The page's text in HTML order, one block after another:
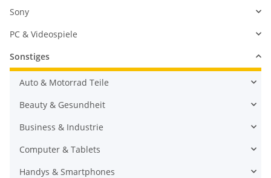
Sony
PC & Videospiele
Sonstiges
Auto & Motorrad Teile
Beauty & Gesundheit
Business & Industrie
Computer & Tablets
Handys & Smartphones